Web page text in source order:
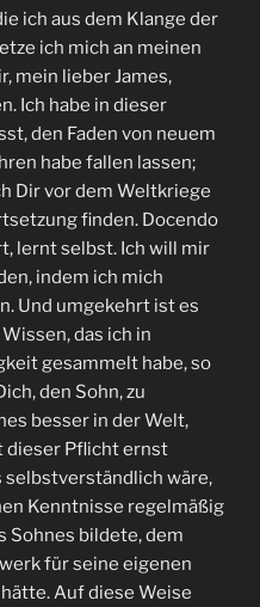
ich aus dem Klange der
ich mich an meinen
mein lieber James,
Ich habe in dieser
den Faden von neuem
habe fallen lassen;
Dir vor dem Weltkriege
finden. Docendo
lernt selbst. Ich will mir
indem ich mich
Und umgekehrt ist es
das ich in
gesammelt habe, so
den Sohn, zu
besser in der Welt,
dieser Pflicht ernst
selbstverständlich wäre,
Kenntnisse regelmäßig
Sohnes bildete, dem
für seine eigenen
Auf diese Weise